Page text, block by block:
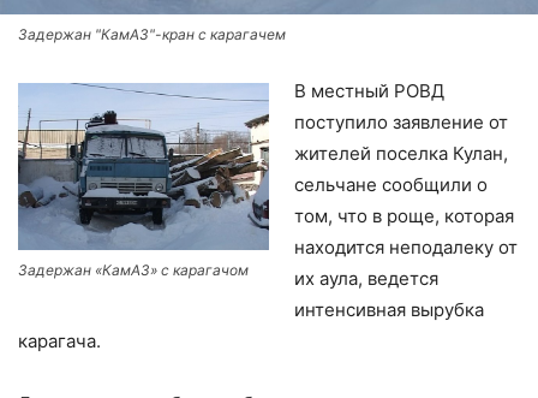
Задержан "КамАЗ"-кран с карагачем
Задержан «КамАЗ» с карагачом
В местный РОВД
поступило заявление от
жителей поселка Кулан,
сельчане сообщили о
том, что в роще, которая
находится неподалеку от
их аула, ведется
интенсивная вырубка
карагача.